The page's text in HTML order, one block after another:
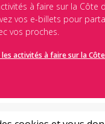
à faire sur la Côte
vos e-billets pour
vos proches.
activités à faire sur la